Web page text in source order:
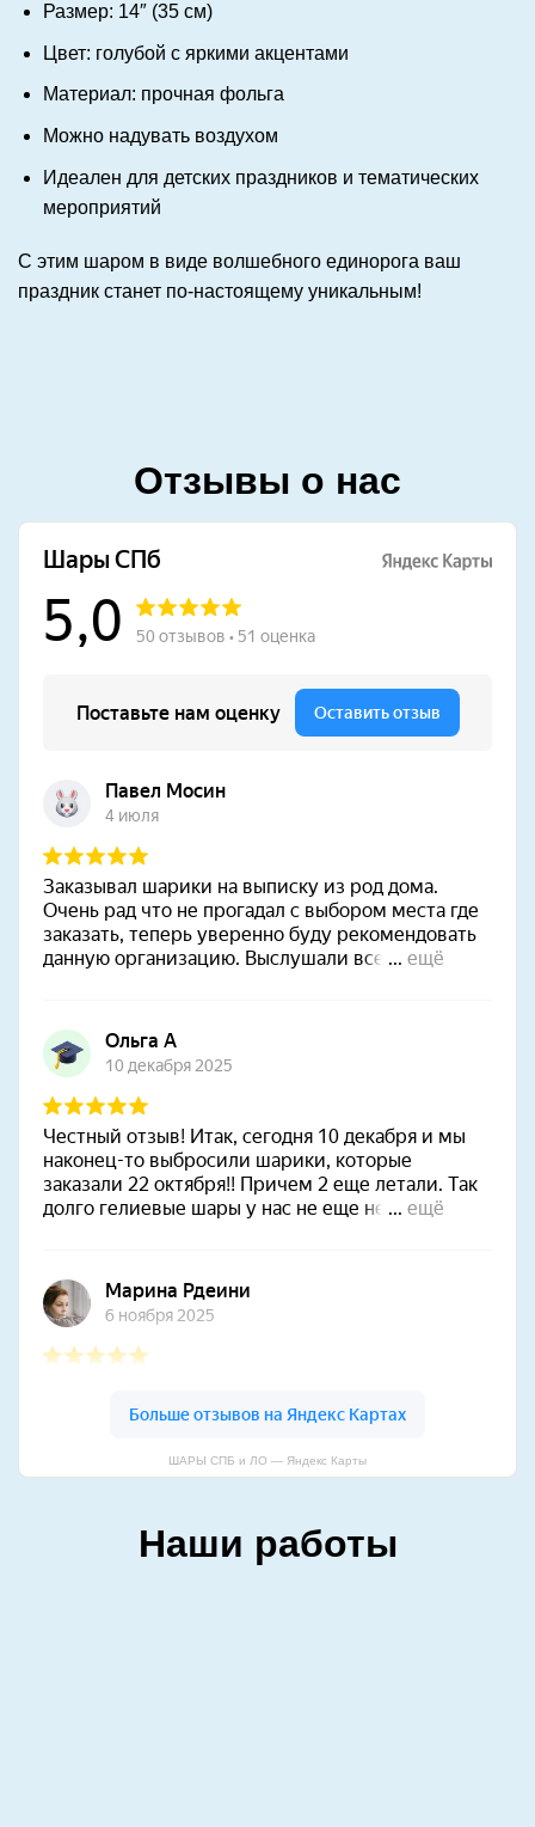
Размер: 14″ (35 см)
Цвет: голубой с яркими акцентами
Материал: прочная фольга
Можно надувать воздухом
Идеален для детских праздников и тематических
мероприятий
С этим шаром в виде волшебного единорога ваш
праздник станет по-настоящему уникальным!
Отзывы о нас
ШАРЫ СПБ и ЛО — Яндекс Карты
Наши работы